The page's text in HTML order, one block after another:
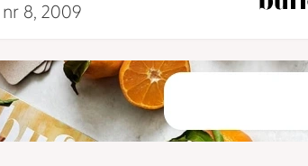
nr 8, 2009